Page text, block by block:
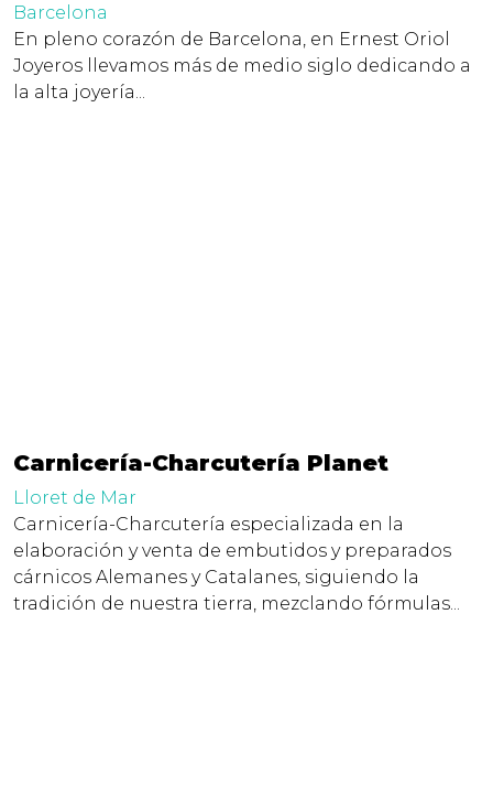
Barcelona
En pleno corazón de Barcelona, en Ernest Oriol
Joyeros llevamos más de medio siglo dedicando a
la alta joyería...
Carnicería-Charcutería Planet
Lloret de Mar
Carnicería-Charcutería especializada en la
elaboración y venta de embutidos y preparados
cárnicos Alemanes y Catalanes, siguiendo la
tradición de nuestra tierra, mezclando fórmulas...